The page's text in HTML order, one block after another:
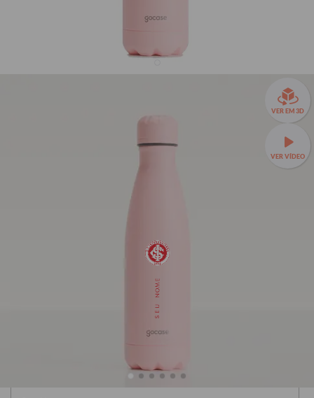
VER EM 3D
VER VÍDEO
SEU NOME
Garrafa Térmica Urban + Ebook - Internacional - SC
avaliações
Garrafa Térmica Urban a partir de R$89,90!
R$99,90